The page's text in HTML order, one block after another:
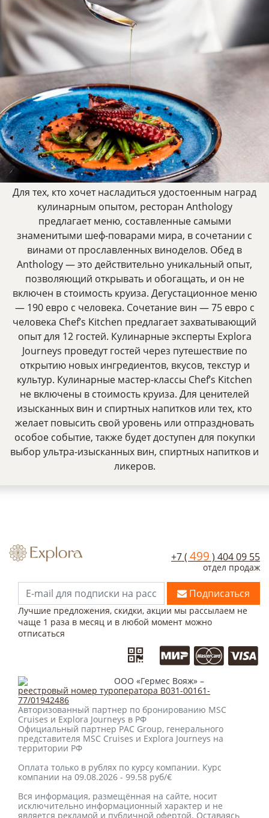
Для тех, кто хочет насладиться удостоенным наград
кулинарным опытом, ресторан Anthology
предлагает меню, составленные самыми
знаменитыми шеф-поварами мира, в сочетании с
винами от прославленных виноделов. Обед в
Anthology — это действительно уникальный опыт,
позволяющий открывать и обогащать, и он не
включен в стоимость круиза. Дегустационное меню
— 190 евро с человека. Сочетание вин — 75 евро с
человека Chef’s Kitchen предлагает захватывающий
опыт для 12 гостей. Кулинарные эксперты Explora
Journeys проведут гостей через путешествие по
открытию новых ингредиентов, вкусов, текстур и
культур. Кулинарные мастер-классы Chef’s Kitchen
не включены в стоимость круиза. Для ценителей
изысканных вин и спиртных напитков или тех, кто
желает повысить свой уровень или отпраздновать
особое событие, также будет доступен для покупки
выбор ультра-изысканных вин, спиртных напитков и
ликеров.
+7 ( 499 ) 404 09 55
отдел продаж
Подписаться
Лучшие предложения, скидки, акции мы рассылаем не
чаще 1 раза в месяц и в любой момент можно
отписаться
ООО «Гермес Вояж» –
реестровый номер туроператора В031-00161-
77/01942486
Авторизованный партнер по бронированию MSC
Cruises и Explora Journeys в РФ
Официальный партнер PAC Group, генерального
представителя MSC Cruises и Explora Journeys на
территории РФ
Оплата только в рублях по курсу компании. Курс
компании на 09.08.2026 - 99.58 руб/€
Вся информация, размещённая на сайте, носит
исключительно информационный характер и не
является рекламой и публичной офертой. Оставаясь